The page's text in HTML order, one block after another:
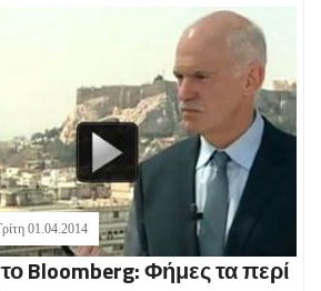
01.04.2014
Bloomberg: Φήμες τα περί